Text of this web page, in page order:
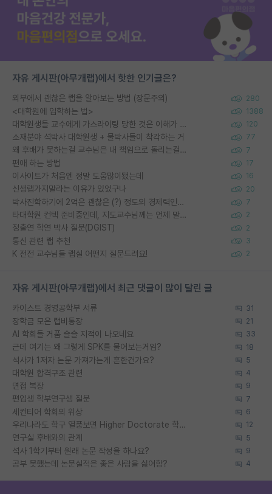
자유 게시판(아무개랩)에서 핫한 인기글은?
외부에서 괜찮은 랩을 알아보는 방법 (장문주의) 280
<대학원에 입학하는 법> 1388
대학원생들 교수에게 가스라이팅 당한 것은 이해가 갑니다. 안타깝네요. 120
소재분야 석박사 대학원생 + 물박사들이 착각하는 거 77
왜 후배가 못하는걸 교수님은 내 책임으로 돌리는걸까요? 7
편애 하는 방법 17
이사이트가 처음엔 정말 도움많이됐는데 16
신생랩가지말라는 이유가 있었구나 20
박사진학하기에 2억은 괜찮은 (?) 정도의 경제력인가요 7
타대학원 컨텍 준비중인데, 지도교수님께는 언제 말씀드려야 할까요? 2
정출연 학연 박사 질문(DGIST) 2
통신 관련 랩 추천 3
K 전전 교수님들 랩실 어떤지 질문드려요! 2
자유 게시판(아무개랩)에서 최근 댓글이 많이 달린 글
카이스트 경영공학부 서류 31
장학금 모은 랩비통장 21
AI 학회들 거품 슬슬 지적이 나오네요 33
근데 여기는 왜 그렇게 SPK를 물어보는거임? 18
석사가 1저자 논문 가져가는게 흔한건가요? 5
대학원 합격구조 관련 4
면접 복장 9
편입생 학부연구생 질문 7
세컨티어 학회의 위상 6
우리나라도 학구 열풍보면 Higher Doctorate 학위가 필요하다고 봅니다. 12
연구실 후배와의 관계 5
석사 1학기부터 원래 논문 작성을 하나요? 9
공부 못했는데 논문실적은 좋은 사람을 싫어함? 4